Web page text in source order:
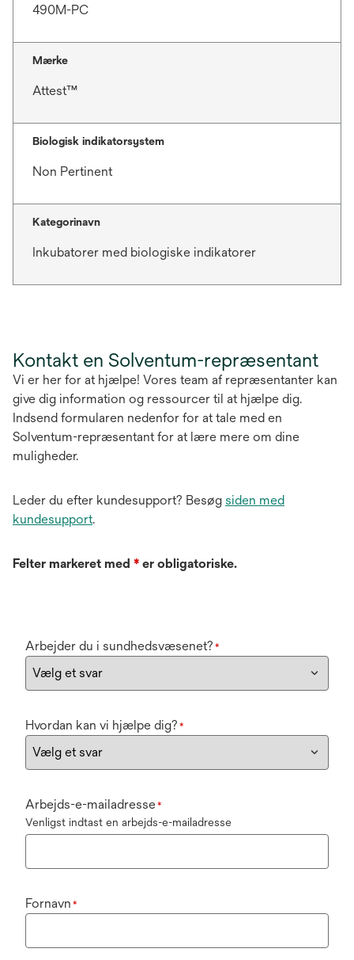
490M-PC
Mærke
Attest™
Biologisk indikatorsystem
Non Pertinent
Kategorinavn
Inkubatorer med biologiske indikatorer
Kontakt en Solventum-repræsentant
Vi er her for at hjælpe! Vores team af repræsentanter kan
give dig information og ressourcer til at hjælpe dig.
Indsend formularen nedenfor for at tale med en
Solventum-repræsentant for at lære mere om dine
muligheder.
Leder du efter kundesupport? Besøg siden med
kundesupport.
Felter markeret med * er obligatoriske.
Arbejder du i sundhedsvæsenet? *
Hvordan kan vi hjælpe dig? *
Arbejds-e-mailadresse*
Venligst indtast en arbejds-e-mailadresse
Fornavn *